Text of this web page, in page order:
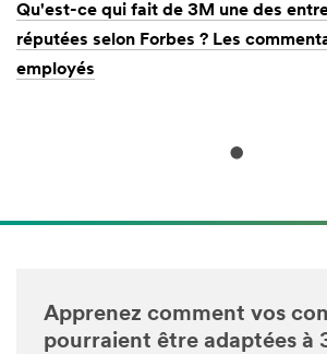
Qu'est-ce qui fait de 3M une des
réputées selon Forbes ? Les
employés
Apprenez comment vos
pourraient être adaptées à